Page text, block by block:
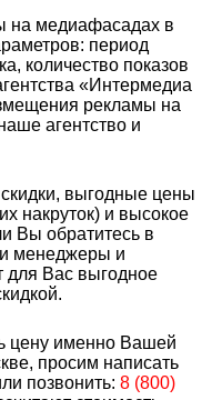
на медиафасадах в
период
количество показов
«Интермедиа
рекламы на
агентство и
выгодные цены
накруток) и высокое
Вы обратитесь в
менеджеры и
для Вас выгодное
цену именно Вашей
просим написать
позвонить: 8 (800)